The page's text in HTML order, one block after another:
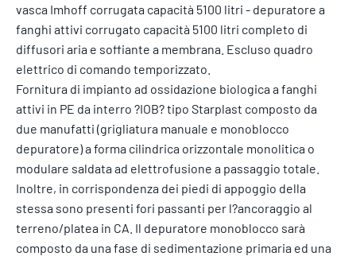
vasca Imhoff corrugata capacità 5100 litri - depuratore a
fanghi attivi corrugato capacità 5100 litri completo di
diffusori aria e soffiante a membrana. Escluso quadro
elettrico di comando temporizzato.
Fornitura di impianto ad ossidazione biologica a fanghi
attivi in PE da interro ?IOB? tipo Starplast composto da
due manufatti (grigliatura manuale e monoblocco
depuratore) a forma cilindrica orizzontale monolitica o
modulare saldata ad elettrofusione a passaggio totale.
Inoltre, in corrispondenza dei piedi di appoggio della
stessa sono presenti fori passanti per l?ancoraggio al
terreno/platea in CA. Il depuratore monoblocco sarà
composto da una fase di sedimentazione primaria ed una